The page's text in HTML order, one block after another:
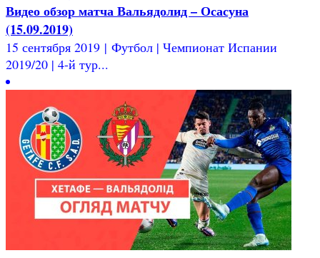
Видео обзор матча Вальядолид – Осасуна
(15.09.2019)
15 сентября 2019 | Футбол | Чемпионат Испании
2019/20 | 4-й тур...